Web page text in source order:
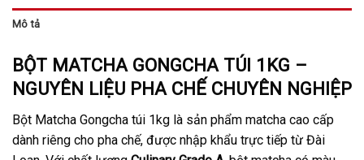
Mô tả
BỘT MATCHA GONGCHA TÚI 1KG –
NGUYÊN LIỆU PHA CHẾ CHUYÊN NGHIỆP
Bột Matcha Gongcha túi 1kg là sản phẩm matcha cao cấp
dành riêng cho pha chế, được nhập khẩu trực tiếp từ Đài